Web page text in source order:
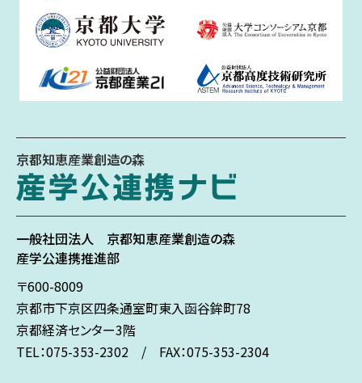
京都知恵産業創造の森
一般社団法人 京都知恵産業創造の森
産学公連携推進部
〒600-8009
京都市下京区四条通室町東入函谷鉾町78
京都経済センター3階
TEL：075-353-2302 / FAX：075-353-2304